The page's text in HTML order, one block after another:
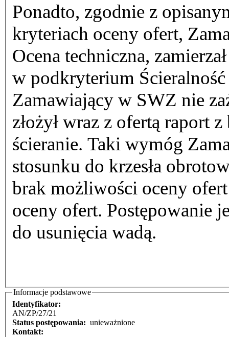
Ponadto, zgodnie z
kryteriach oceny ofert,
Ocena techniczna,
w podkryterium
Zamawiający w SWZ nie
złożył wraz z ofertą raport
ścieranie. Taki wymóg
stosunku do krzesła
brak możliwości oceny
oceny ofert. Postępowanie
do usunięcia wadą.
Informacje podstawowe
Identyfikator:
AN/ZP/27/21
Status postępowania: unieważnione
Kontakt: